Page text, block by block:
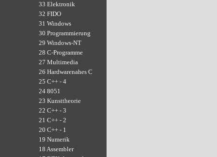
33 Elektronik
32 FIDO
31 Windows
30 Programmierung
29 Windows-NT
28 C-Programme
27 Multimedia
26 Hardwarenahes C
25 C++ - 4
24 8051
23 Kunsttheorie
22 C++ - 3
21 C++ - 2
20 C++ - 1
19 Numerik
18 Assembler